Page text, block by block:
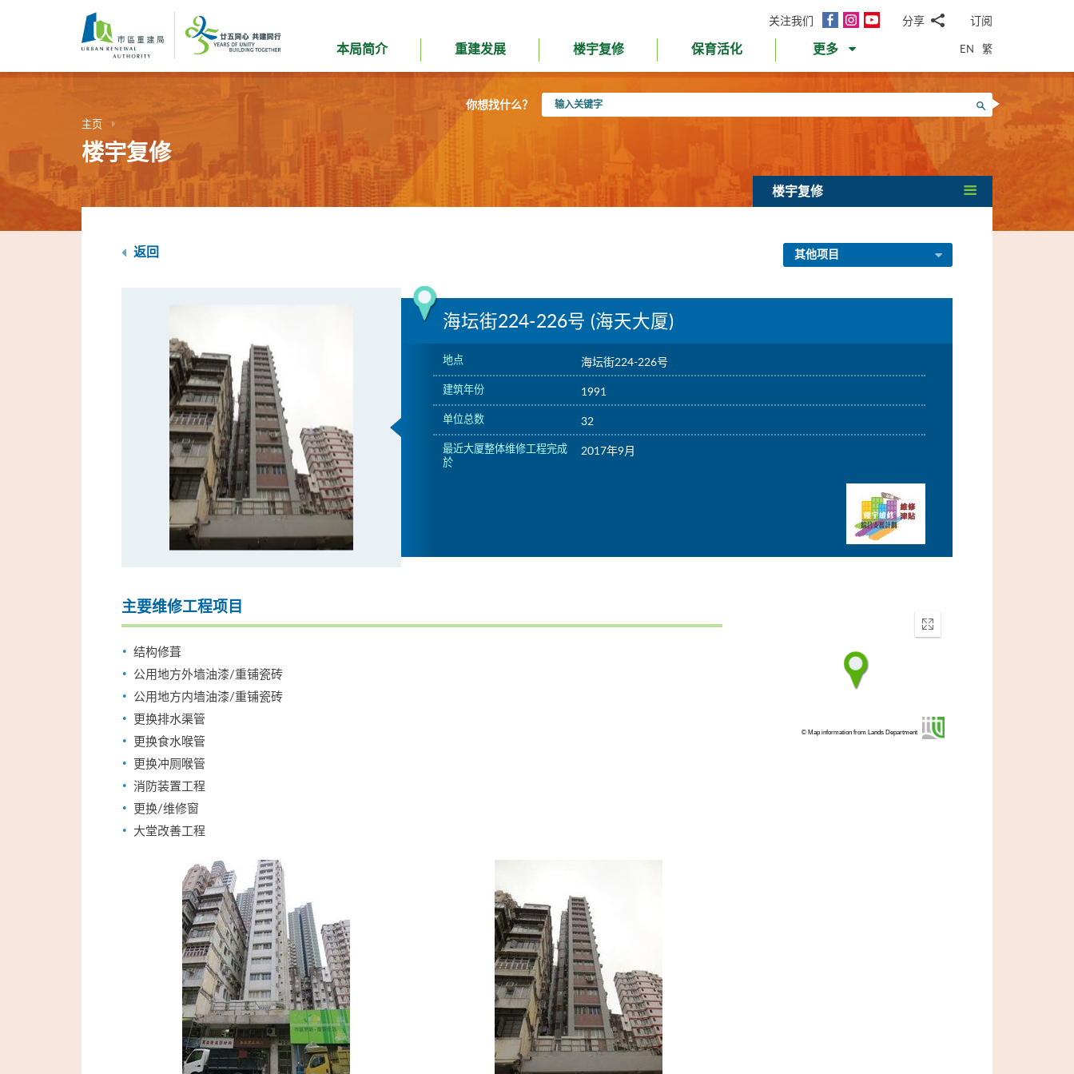
内
关注我们
面
InstagramYouTube分享
邮WhatsApp
微
信
面
书Twitter
LinkedIn
微
订阅
本局简介 重建发展 楼宇复修 保育活化 更多 EN 繁
你想找什么？
入
搜寻
主页
楼宇复修
楼宇复修
返回 其他项目
海坛街224-226号 (海天大厦)
地点 海坛街224-226号
建筑年份 1991
单位总数 32
最近大厦整体维修工程完成
於
2017年9月
主要维修工程项目
结构修葺
公用地方外墙油漆/重铺瓷砖
公用地方内墙油漆/重铺瓷砖
更换排水渠管
更换食水喉管
更换冲厕喉管
消防装置工程
更换/维修窗
大堂改善工程
Enter
fullscreen
© Map information from Lands Department